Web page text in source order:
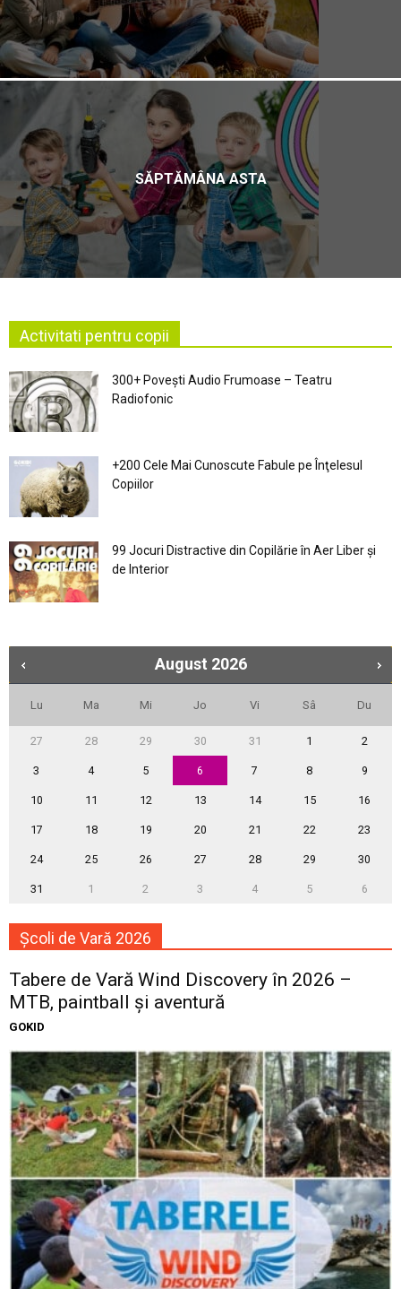
SĂPTĂMÂNA ASTA
Activitati pentru copii
300+ Povești Audio Frumoase – Teatru
Radiofonic
+200 Cele Mai Cunoscute Fabule pe Înţelesul
Copiilor
99 Jocuri Distractive din Copilărie în Aer Liber şi
de Interior
August 2026
Lu Ma Mi Jo Vi Sâ Du
27 28 29 30 31 1 2
3 4 5 6 7 8 9
10 11 12 13 14 15 16
17 18 19 20 21 22 23
24 25 26 27 28 29 30
31 1 2 3 4 5 6
Școli de Vară 2026
Tabere de Vară Wind Discovery în 2026 –
MTB, paintball și aventură
GOKID